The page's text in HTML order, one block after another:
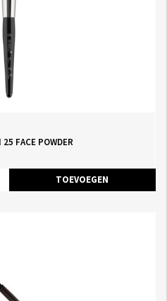
FACE POWDER
TOEVOEGEN